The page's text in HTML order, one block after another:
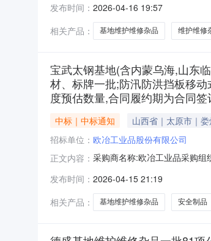
登录后可见中标金额:未公开询
发布时间： 2026-04-16 19:57
相关产品：
基地维护维修杂品 维护维修
宝武太钢基地(含内蒙乌海,山东
材、标牌一批;防汛防洪挡板移
度预估数量,合同履约期为合同
中标｜中标通知 山西省｜太原市｜
招标单位： 欧冶工业品股份有限公司
正文内容： 采购商名称:欧冶工业品采购
量，合同履约期为合同签订之
发布时间： 2026-04-15 21:19
相关产品：
基地维护维修杂品 安全制品